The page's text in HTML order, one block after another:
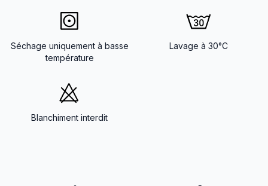
Séchage uniquement à basse
température
Lavage à 30°C
Blanchiment interdit